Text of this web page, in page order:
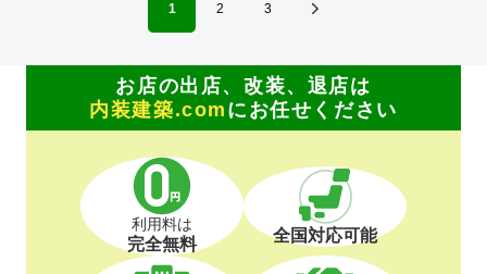
1 2 3
お店の出店、改装、退店は
内装建築.com にお任せください
利用料は
完全無料 全国対応可能